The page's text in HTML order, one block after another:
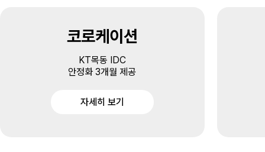
코로케이션
KT목동 IDC
안정화 3개월 제공
자세히 보기